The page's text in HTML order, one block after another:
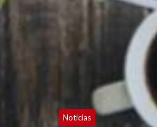
Noticias